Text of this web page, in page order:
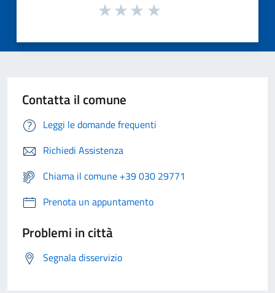
Contatta il comune
Leggi le domande frequenti
Richiedi Assistenza
Chiama il comune +39 030 29771
Prenota un appuntamento
Problemi in città
Segnala disservizio